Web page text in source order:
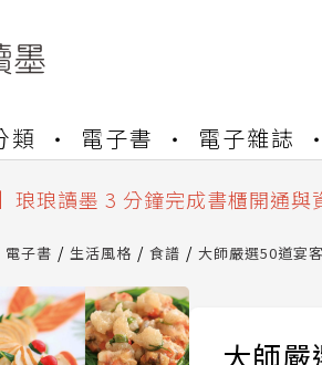
類 電子書 電子雜誌
琅琅讀墨數位閱讀資產合併與書
琅琅讀墨 3 分鐘完成書櫃開通
琅琅讀墨數位閱讀資產合併與書
電子書 生活風格 食譜 大師嚴選50道宴
大師